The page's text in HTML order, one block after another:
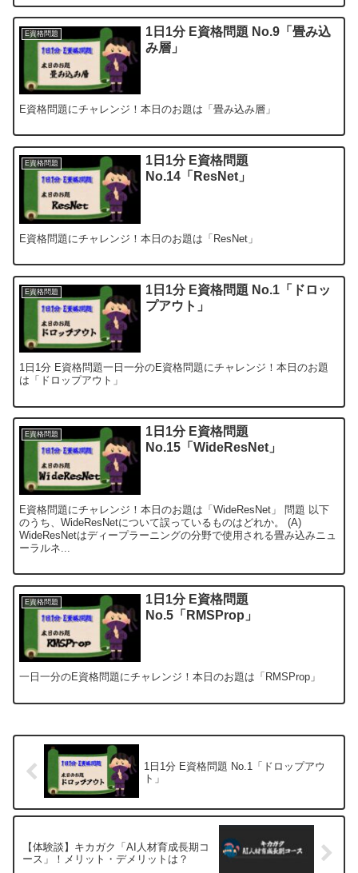
E資格問題
1日1分 E資格問題 No.9「畳み込
み層」
E資格問題にチャレンジ！本日のお題は「畳み込み層」
E資格問題
1日1分 E資格問題
No.14「ResNet」
E資格問題にチャレンジ！本日のお題は「ResNet」
E資格問題
1日1分 E資格問題 No.1「ドロッ
プアウト」
1日1分 E資格問題一日一分のE資格問題にチャレンジ！本日のお題
は「ドロップアウト」
E資格問題
1日1分 E資格問題
No.15「WideResNet」
E資格問題にチャレンジ！本日のお題は「WideResNet」 問題 以下
のうち、WideResNetについて誤っているものはどれか。 (A)
WideResNetはディープラーニングの分野で使用される畳み込みニュ
ーラルネ...
E資格問題
1日1分 E資格問題
No.5「RMSProp」
一日一分のE資格問題にチャレンジ！本日のお題は「RMSProp」
1日1分 E資格問題 No.1「ドロップアウ
ト」
【体験談】キカガク「AI人材育成長期コ
ース」！メリット・デメリットは？